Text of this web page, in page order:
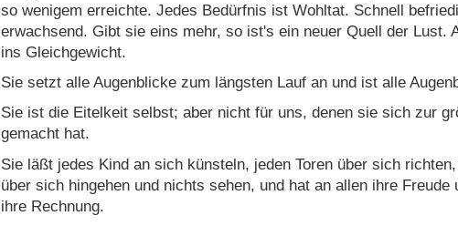
so wenigem erreichte. Jedes Bedürfnis ist Wohltat. Schnell
erwachsend. Gibt sie eins mehr, so ist's ein neuer Quell der Lust.
ins Gleichgewicht.
Sie setzt alle Augenblicke zum längsten Lauf an und ist alle
Sie ist die Eitelkeit selbst; aber nicht für uns, denen sie sich zur
gemacht hat.
Sie läßt jedes Kind an sich künsteln, jeden Toren über sich
über sich hingehen und nichts sehen, und hat an allen ihre Freude
ihre Rechnung.